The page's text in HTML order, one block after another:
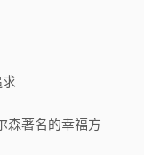
森著名的幸福方